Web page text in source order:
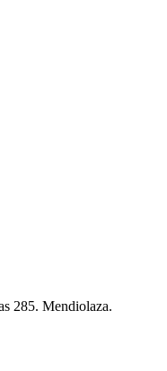
285. Mendiolaza.